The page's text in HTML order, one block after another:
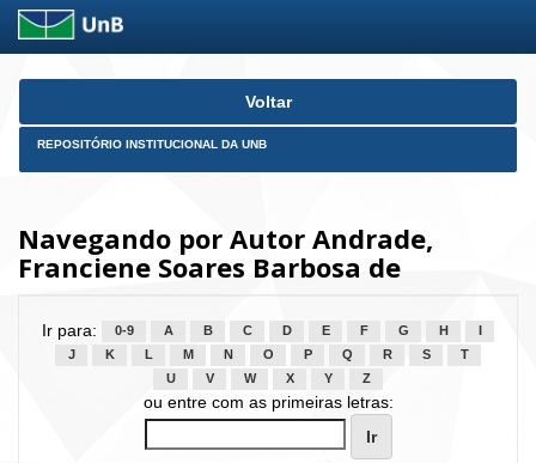
Skip
Voltar
REPOSITÓRIO INSTITUCIONAL DA UNB
Navegando por Autor Andrade,
Franciene Soares Barbosa de
Ir para: 0-9 A B C D E F G H
J
K L M N O P Q R S
T
U
V W X Y Z
ou entre com as primeiras letras: